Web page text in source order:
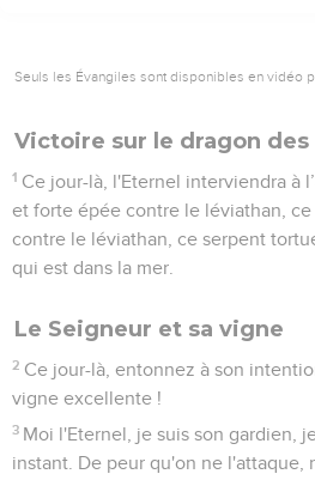
Seuls les Évangiles sont disponibles en vidéo
Victoire sur le dragon des
1 Ce jour-là, l'Eternel interviendra à
et forte épée contre le léviathan, ce
contre le léviathan, ce serpent
qui est dans la mer.
Le Seigneur et sa vigne
2 Ce jour-là, entonnez à son
vigne excellente !
3 Moi l'Eternel, je suis son gardien,
instant. De peur qu'on ne l'attaque,